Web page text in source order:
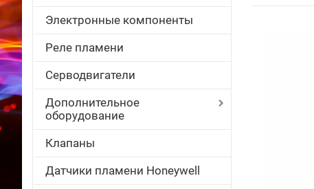
Электронные компоненты
Реле пламени
Серводвигатели
Дополнительное
оборудование
Клапаны
Датчики пламени Honeywell